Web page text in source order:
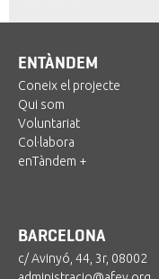
ENTÀNDEM
Coneix el projecte
Qui som
Voluntariat
Col·labora
enTàndem +
BARCELONA
c/ Avinyó, 44, 3r, 08002